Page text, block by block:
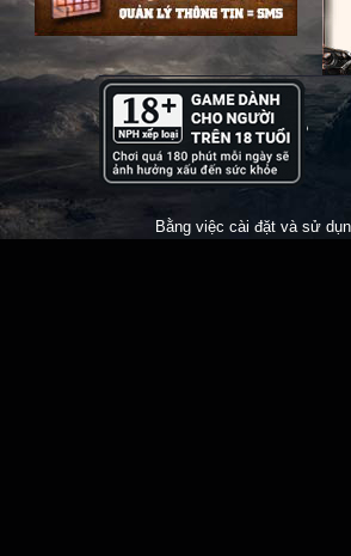
Bằng việc cài đặt và sử